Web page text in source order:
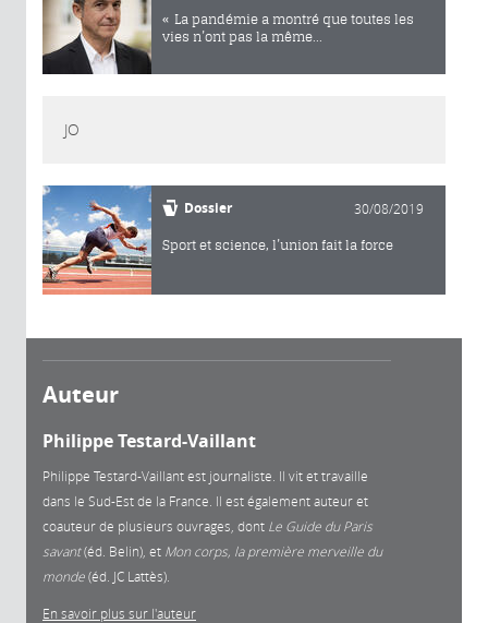
« La pandémie a montré que toutes les
vies n’ont pas la même...
JO
Dossier 30/08/2019
Sport et science, l’union fait la force
Auteur
Philippe Testard-Vaillant
Philippe Testard-Vaillant est journaliste. Il vit et travaille
dans le Sud-Est de la France. Il est également auteur et
coauteur de plusieurs ouvrages, dont Le Guide du Paris
savant(éd. Belin), et Mon corps, la première merveille du
monde(éd. JC Lattès).
En savoir plus sur l'auteur